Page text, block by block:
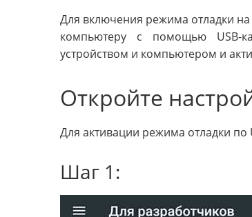
Для включения режима отладки
компьютеру с помощью USB-
устройством и компьютером и
Откройте
Для активации режима отладки по
Шаг 1: